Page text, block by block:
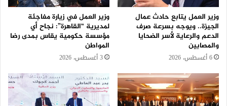
وزير العمل يتابع حادث عمال
الجيزة.. ويوجه بسرعة صرف
الدعم والرعاية لأسر الضحايا
والمصابين
6 أغسطس، 2026
وزير العمل في زيارة مفاجئة
لمديرية “القاهرة”: نجاح أي
مؤسسة حكومية يقاس بمدى رضا
المواطن
3 أغسطس، 2026